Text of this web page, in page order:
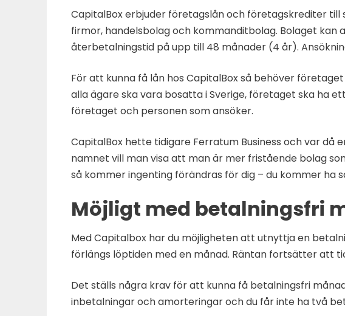
CapitalBox erbjuder företagslån och företagskrediter
firmor, handelsbolag och kommanditbolag. Bolaget kan
återbetalningstid på upp till 48 månader (4 år).
För att kunna få lån hos CapitalBox så behöver
alla ägare ska vara bosatta i Sverige, företaget ska ha
företaget och personen som ansöker.
CapitalBox hette tidigare Ferratum Business och var då
namnet vill man visa att man är mer fristående bolag
så kommer ingenting förändras för dig – du kommer
Möjligt med betalningsfri
Med Capitalbox har du möjligheten att utnyttja en
förlängs löptiden med en månad. Räntan fortsätter att
Det ställs några krav för att kunna få betalningsfri
inbetalningar och amorteringar och du får inte ha två